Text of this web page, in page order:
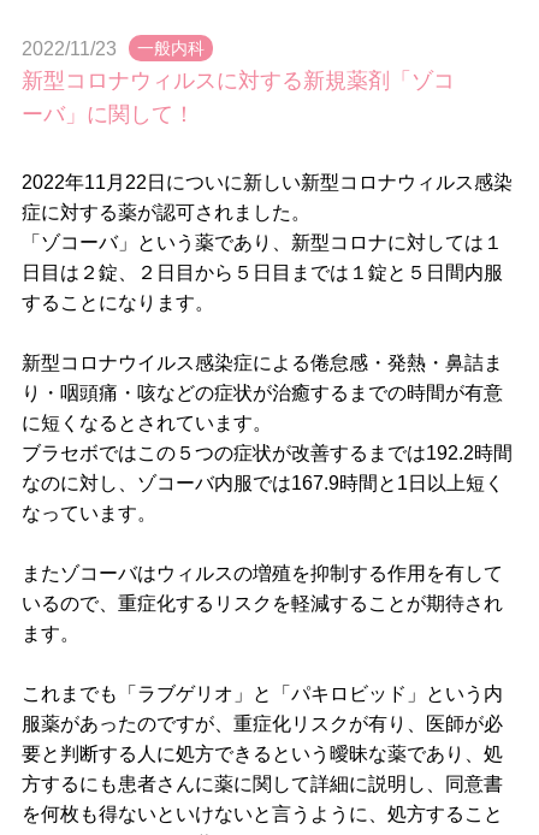
2022/11/23 一般内科
新型コロナウィルスに対する新規薬剤「ゾコ
ーバ」に関して！
2022年11月22日についに新しい新型コロナウィルス感染
症に対する薬が認可されました。
「ゾコーバ」という薬であり、新型コロナに対しては１
日目は２錠、２日目から５日目までは１錠と５日間内服
することになります。
新型コロナウイルス感染症による倦怠感・発熱・鼻詰ま
り・咽頭痛・咳などの症状が治癒するまでの時間が有意
に短くなるとされています。
ブラセボではこの５つの症状が改善するまでは192.2時間
なのに対し、ゾコーバ内服では167.9時間と1日以上短く
なっています。
またゾコーバはウィルスの増殖を抑制する作用を有して
いるので、重症化するリスクを軽減することが期待され
ます。
これまでも「ラブゲリオ」と「パキロビッド」という内
服薬があったのですが、重症化リスクが有り、医師が必
要と判断する人に処方できるという曖昧な薬であり、処
方するにも患者さんに薬に関して詳細に説明し、同意書
を何枚も得ないといけないと言うように、処方すること
末梢神経障害
神経免疫疾患
筋疾患
脊
髄小脳変性症
漢方
小児科
一般内科
採用情報